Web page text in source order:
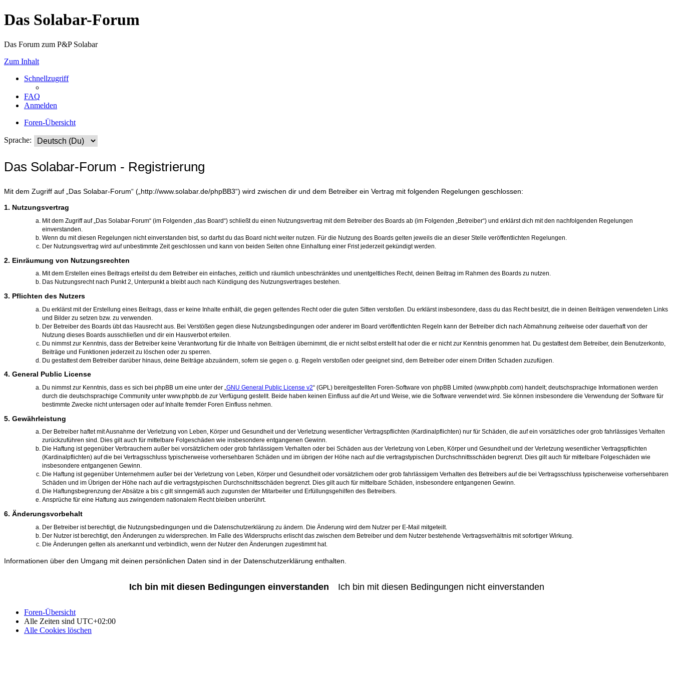
Das Solabar-Forum
Das Forum zum P&P Solabar
Zum Inhalt
Schnellzugriff
FAQ
Anmelden
Foren-Übersicht
Sprache:
Das Solabar-Forum - Registrierung
Mit dem Zugriff auf „Das Solabar-Forum“ („http://www.solabar.de/phpBB3“) wird zwischen dir und dem Betreiber ein Vertrag mit folgenden Regelungen geschlossen:
1. Nutzungsvertrag
Mit dem Zugriff auf „Das Solabar-Forum“ (im Folgenden „das Board“) schließt du einen Nutzungsvertrag mit dem Betreiber des Boards ab (im Folgenden „Betreiber“) und erklärst dich mit den nachfolgenden Regelungen
einverstanden.
Wenn du mit diesen Regelungen nicht einverstanden bist, so darfst du das Board nicht weiter nutzen. Für die Nutzung des Boards gelten jeweils die an dieser Stelle veröffentlichten Regelungen.
Der Nutzungsvertrag wird auf unbestimmte Zeit geschlossen und kann von beiden Seiten ohne Einhaltung einer Frist jederzeit gekündigt werden.
2. Einräumung von Nutzungsrechten
Mit dem Erstellen eines Beitrags erteilst du dem Betreiber ein einfaches, zeitlich und räumlich unbeschränktes und unentgeltliches Recht, deinen Beitrag im Rahmen des Boards zu nutzen.
Das Nutzungsrecht nach Punkt 2, Unterpunkt a bleibt auch nach Kündigung des Nutzungsvertrages bestehen.
3. Pflichten des Nutzers
Du erklärst mit der Erstellung eines Beitrags, dass er keine Inhalte enthält, die gegen geltendes Recht oder die guten Sitten verstoßen. Du erklärst insbesondere, dass du das Recht besitzt, die in deinen Beiträgen verwendeten Links
und Bilder zu setzen bzw. zu verwenden.
Der Betreiber des Boards übt das Hausrecht aus. Bei Verstößen gegen diese Nutzungsbedingungen oder anderer im Board veröffentlichten Regeln kann der Betreiber dich nach Abmahnung zeitweise oder dauerhaft von der
Nutzung dieses Boards ausschließen und dir ein Hausverbot erteilen.
Du nimmst zur Kenntnis, dass der Betreiber keine Verantwortung für die Inhalte von Beiträgen übernimmt, die er nicht selbst erstellt hat oder die er nicht zur Kenntnis genommen hat. Du gestattest dem Betreiber, dein Benutzerkonto,
Beiträge und Funktionen jederzeit zu löschen oder zu sperren.
Du gestattest dem Betreiber darüber hinaus, deine Beiträge abzuändern, sofern sie gegen o. g. Regeln verstoßen oder geeignet sind, dem Betreiber oder einem Dritten Schaden zuzufügen.
4. General Public License
Du nimmst zur Kenntnis, dass es sich bei phpBB um eine unter der „GNU General Public License v2“ (GPL) bereitgestellten Foren-Software von phpBB Limited (www.phpbb.com) handelt; deutschsprachige Informationen werden
durch die deutschsprachige Community unter www.phpbb.de zur Verfügung gestellt. Beide haben keinen Einfluss auf die Art und Weise, wie die Software verwendet wird. Sie können insbesondere die Verwendung der Software für
bestimmte Zwecke nicht untersagen oder auf Inhalte fremder Foren Einfluss nehmen.
5. Gewährleistung
Der Betreiber haftet mit Ausnahme der Verletzung von Leben, Körper und Gesundheit und der Verletzung wesentlicher Vertragspflichten (Kardinalpflichten) nur für Schäden, die auf ein vorsätzliches oder grob fahrlässiges Verhalten
zurückzuführen sind. Dies gilt auch für mittelbare Folgeschäden wie insbesondere entgangenen Gewinn.
Die Haftung ist gegenüber Verbrauchern außer bei vorsätzlichem oder grob fahrlässigem Verhalten oder bei Schäden aus der Verletzung von Leben, Körper und Gesundheit und der Verletzung wesentlicher Vertragspflichten
(Kardinalpflichten) auf die bei Vertragsschluss typischerweise vorhersehbaren Schäden und im übrigen der Höhe nach auf die vertragstypischen Durchschnittsschäden begrenzt. Dies gilt auch für mittelbare Folgeschäden wie
insbesondere entgangenen Gewinn.
Die Haftung ist gegenüber Unternehmern außer bei der Verletzung von Leben, Körper und Gesundheit oder vorsätzlichem oder grob fahrlässigem Verhalten des Betreibers auf die bei Vertragsschluss typischerweise vorhersehbaren
Schäden und im Übrigen der Höhe nach auf die vertragstypischen Durchschnittsschäden begrenzt. Dies gilt auch für mittelbare Schäden, insbesondere entgangenen Gewinn.
Die Haftungsbegrenzung der Absätze a bis c gilt sinngemäß auch zugunsten der Mitarbeiter und Erfüllungsgehilfen des Betreibers.
Ansprüche für eine Haftung aus zwingendem nationalem Recht bleiben unberührt.
6. Änderungsvorbehalt
Der Betreiber ist berechtigt, die Nutzungsbedingungen und die Datenschutzerklärung zu ändern. Die Änderung wird dem Nutzer per E-Mail mitgeteilt.
Der Nutzer ist berechtigt, den Änderungen zu widersprechen. Im Falle des Widerspruchs erlischt das zwischen dem Betreiber und dem Nutzer bestehende Vertragsverhältnis mit sofortiger Wirkung.
Die Änderungen gelten als anerkannt und verbindlich, wenn der Nutzer den Änderungen zugestimmt hat.
Informationen über den Umgang mit deinen persönlichen Daten sind in der Datenschutzerklärung enthalten.
Foren-Übersicht
Alle Zeiten sind UTC+02:00
Alle Cookies löschen